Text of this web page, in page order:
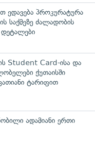
ედავება პროკურატურა
საქმეზე ძალადობის
დეტალები
Student Card-ისა და
ქუთაისში
ტარიფით
ადამიანი ერთი